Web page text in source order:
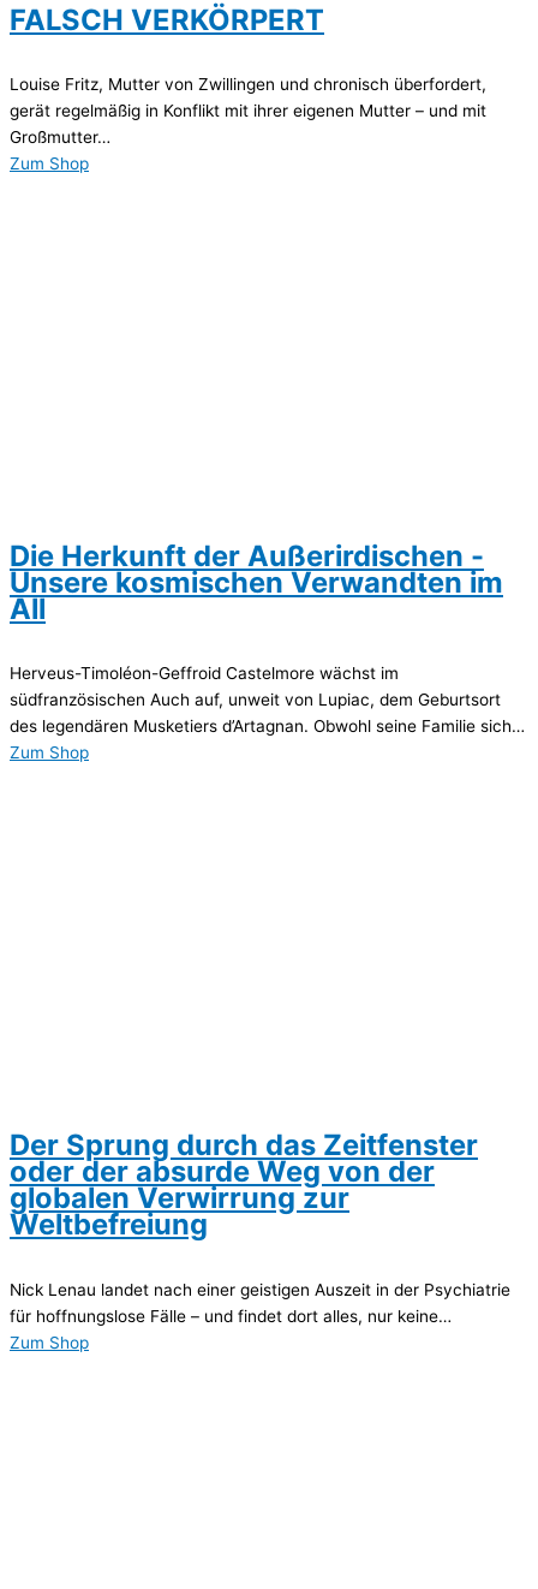
FALSCH VERKÖRPERT
Louise Fritz, Mutter von Zwillingen und chronisch überfordert,
gerät regelmäßig in Konflikt mit ihrer eigenen Mutter – und mit
Großmutter…
Zum Shop
Die Herkunft der Außerirdischen -
Unsere kosmischen Verwandten im
All
Herveus-Timoléon-Geffroid Castelmore wächst im
südfranzösischen Auch auf, unweit von Lupiac, dem Geburtsort
des legendären Musketiers d’Artagnan. Obwohl seine Familie sich…
Zum Shop
Der Sprung durch das Zeitfenster
oder der absurde Weg von der
globalen Verwirrung zur
Weltbefreiung
Nick Lenau landet nach einer geistigen Auszeit in der Psychiatrie
für hoffnungslose Fälle – und findet dort alles, nur keine…
Zum Shop